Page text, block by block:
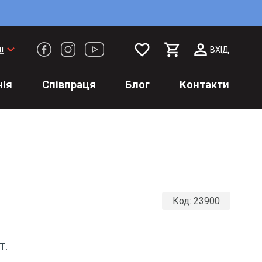
keyboard_arrow_down favorite_border ВХІД
Співпраця Блог Контакти
Код: 23900